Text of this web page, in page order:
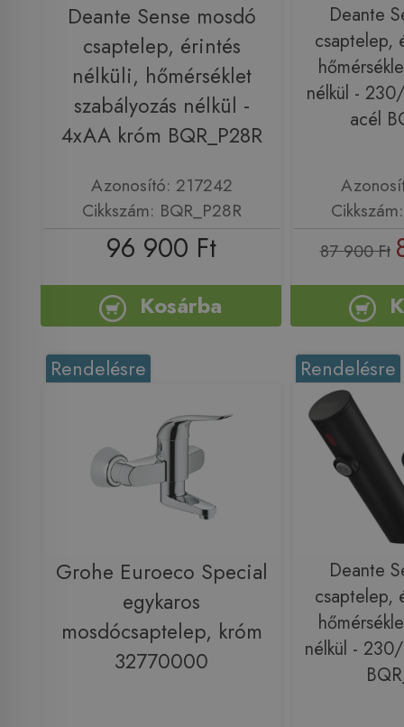
Deante Sense mosdó
csaptelep, érintés
nélküli, hőmérséklet
szabályozás nélkül -
4xAA króm BQR_P28R
Azonosító: 217242
Cikkszám: BQR_P28R
96 900 Ft
Kosárba
Deante
csaptelep,
nélkül -
acél
87 900 Ft
Rendelésre
Grohe Euroeco Special
egykaros
mosdócsaptelep, króm
32770000
Rendelésre
Deante
csaptelep,
nélkül -